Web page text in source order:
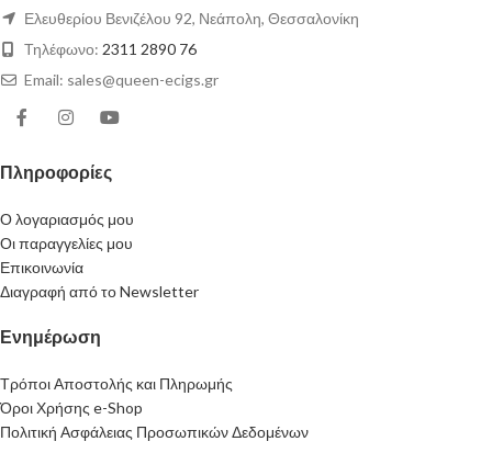
Ελευθερίου Βενιζέλου 92, Νεάπολη, Θεσσαλονίκη
Τηλέφωνο: 2311 2890 76
Email: sales@queen-ecigs.gr
Πληροφορίες
Ο λογαριασμός μου
Οι παραγγελίες μου
Επικοινωνία
Διαγραφή από το Newsletter
Ενημέρωση
Τρόποι Αποστολής και Πληρωμής
Όροι Χρήσης e-Shop
Πολιτική Ασφάλειας Προσωπικών Δεδομένων